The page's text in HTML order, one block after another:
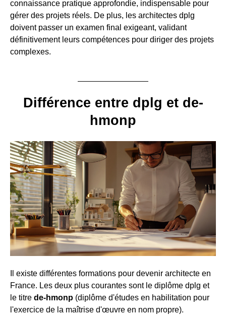
connaissance pratique approfondie, indispensable pour
gérer des projets réels. De plus, les architectes dplg
doivent passer un examen final exigeant, validant
définitivement leurs compétences pour diriger des projets
complexes.
Différence entre dplg et de-
hmonp
Il existe différentes formations pour devenir architecte en
France. Les deux plus courantes sont le diplôme dplg et
le titre de-hmonp (diplôme d'études en habilitation pour
l'exercice de la maîtrise d'œuvre en nom propre).